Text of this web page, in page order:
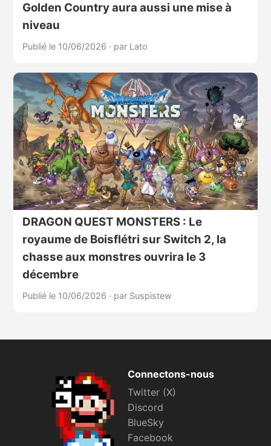
Golden Country aura aussi une mise à
niveau
Publié le 10/06/2026 · par Lato
DRAGON QUEST MONSTERS : Le
royaume de Boisflétri sur Switch 2, la
chasse aux monstres ouvrira le 3
décembre
Publié le 10/06/2026 · par Suspistew
Connectons-nous
Twitter (X)
Discord
BlueSky
Facebook